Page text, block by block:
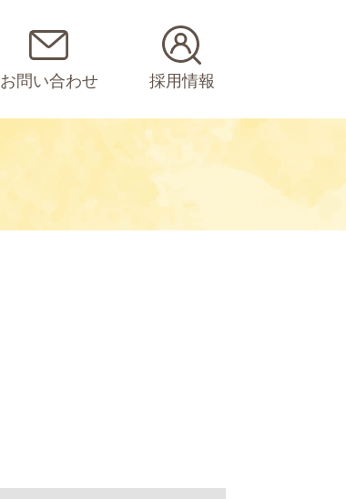
お問い合わせ 採用情報